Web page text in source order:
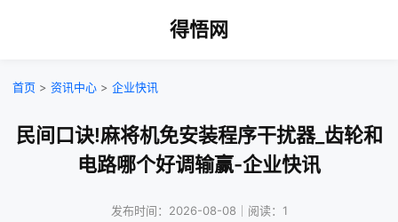
得悟网
首页 > 资讯中心 > 企业快讯
民间口诀!麻将机免安装程序干扰器_齿轮和
电路哪个好调输赢-企业快讯
发布时间：2026-08-08｜阅读：1